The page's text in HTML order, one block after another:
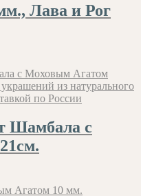
Лава и Рог
Шамбала с